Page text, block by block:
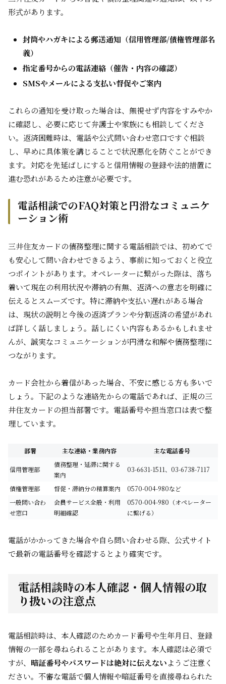
形式があります。
封筒やハガキによる郵送通知（信用管理部/債権管理部名
義）
指定番号からの電話連絡（催告・内容の確認）
SMSやメールによる支払い督促やご案内
これらの通知を受け取った場合は、無視せず内容をすみやか
に確認し、必要に応じて弁護士や家族にも相談してくださ
い。返済困難時は、電話や公式問い合わせ窓口ですぐ相談
し、早めに具体策を講じることで状況悪化を防ぐことができ
ます。対応を先延ばしにすると信用情報の登録や法的措置に
進む恐れがあるため注意が必要です。
電話相談でのFAQ対策と円滑なコミュニケ
ーション術
三井住友カードの債務整理に関する電話相談では、初めてで
も安心して問い合わせできるよう、事前に知っておくと役立
つポイントがあります。オペレーターに繋がった際は、落ち
着いて現在の利用状況や滞納の有無、返済への意志を明確に
伝えるとスムーズです。特に滞納や支払い遅れがある場合
は、現状の説明と今後の返済プランや分割返済の希望があれ
ば詳しく話しましょう。話しにくい内容もあるかもしれませ
んが、誠実なコミュニケーションが円滑な和解や債務整理に
つながります。
カード会社から着信があった場合、不安に感じる方も多いで
しょう。下記のような連絡先からの電話であれば、正規の三
井住友カードの担当部署です。電話番号や担当窓口は表で整
理しています。
部署 主な連絡・業務内容 主な電話番号
信用管理部
債務整理・延滞に関する
案内
03-6631-1511、03-6738-7117
債権管理部 督促・滞納分の精算案内
0570-004-980など
一般問い合わ
せ窓口
会員サービス全般・利用
明細確認
0570-004-980（オペレーター
に繋げる）
電話がかかってきた場合や自ら問い合わせる際、公式サイト
で最新の電話番号を確認するとより確実です。
電話相談時の本人確認・個人情報の取
り扱いの注意点
電話相談時は、本人確認のためカード番号や生年月日、登録
情報の一部を尋ねられることがあります。本人確認は必須で
すが、 暗証番号やパスワードは絶対に伝えないようご注意く
ださい。不審な電話で個人情報や暗証番号を直接尋ねられた